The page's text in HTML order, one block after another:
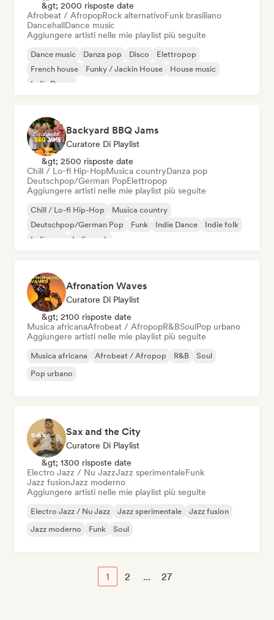
&gt; 2000 risposte date
Afrobeat / AfropopRock alternativoFunk brasiliano
DancehallDance music
Aggiungere artisti nelle mie playlist più seguite
Dance music Danza pop Disco
Elettropop
French house
Funky / Jackin House
House music
Indie Dance
Backyard BBQ Jams
Curatore Di Playlist
&gt; 2500 risposte date
Chill / Lo-fi Hip-HopMusica countryDanza pop
Deutschpop/German PopElettropop
Aggiungere artisti nelle mie playlist più seguite
Chill / Lo-fi Hip-Hop
Musica country
Deutschpop/German Pop
Funk Indie Dance
Indie folk
Indie pop
Indie rock
Afronation Waves
Curatore Di Playlist
&gt; 2100 risposte date
Musica africanaAfrobeat / AfropopR&BSoulPop urbano
Aggiungere artisti nelle mie playlist più seguite
Musica africana Afrobeat / Afropop R&B
Soul
Pop urbano
Sax and the City
Curatore Di Playlist
&gt; 1300 risposte date
Electro Jazz / Nu JazzJazz sperimentaleFunk
Jazz fusionJazz moderno
Aggiungere artisti nelle mie playlist più seguite
Electro Jazz / Nu Jazz Jazz sperimentale
Jazz fusion
Jazz moderno
Funk Soul
1 2 ... 27